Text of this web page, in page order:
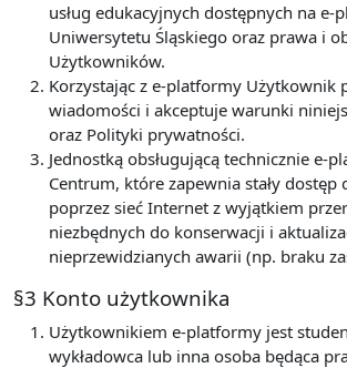
usług edukacyjnych dostępnych na e-
Uniwersytetu Śląskiego oraz prawa i
Użytkowników.
Korzystając z e-platformy Użytkownik
wiadomości i akceptuje warunki
oraz Polityki prywatności.
Jednostką obsługującą technicznie e-
Centrum, które zapewnia stały dostęp
poprzez sieć Internet z wyjątkiem
niezbędnych do konserwacji i
nieprzewidzianych awarii (np. braku
§3 Konto użytkownika
Użytkownikiem e-platformy jest
wykładowca lub inna osoba będąca